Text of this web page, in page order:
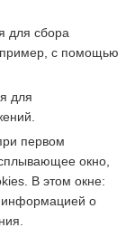
для сбора
с помощью
для
первом
окно,
В этом окне:
информацией о